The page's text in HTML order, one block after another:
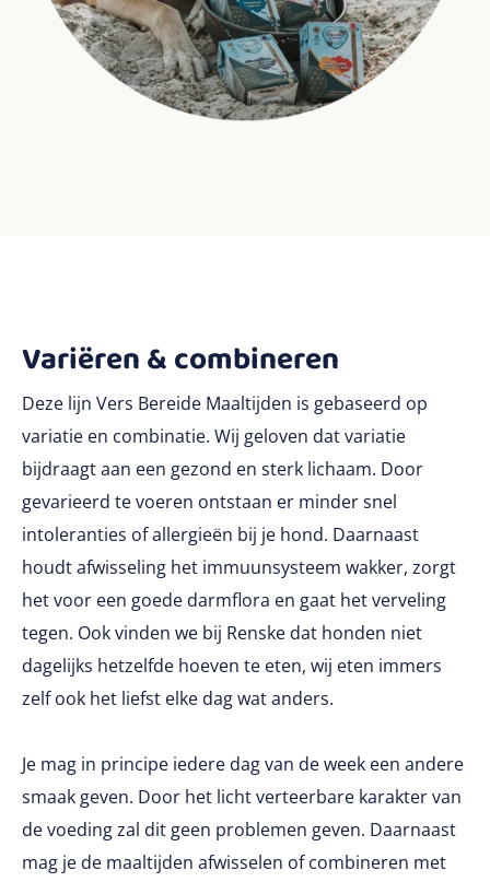
Variëren & combineren
Deze lijn Vers Bereide Maaltijden is gebaseerd op
variatie en combinatie. Wij geloven dat variatie
bijdraagt aan een gezond en sterk lichaam. Door
gevarieerd te voeren ontstaan er minder snel
intoleranties of allergieën bij je hond. Daarnaast
houdt afwisseling het immuunsysteem wakker, zorgt
het voor een goede darmflora en gaat het verveling
tegen. Ook vinden we bij Renske dat honden niet
dagelijks hetzelfde hoeven te eten, wij eten immers
zelf ook het liefst elke dag wat anders.
Je mag in principe iedere dag van de week een andere
smaak geven. Door het licht verteerbare karakter van
de voeding zal dit geen problemen geven. Daarnaast
mag je de maaltijden afwisselen of combineren met